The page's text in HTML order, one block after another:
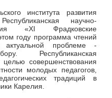
института развития
научно-
«XI Фрадковские
году программа чтений
проблеме -
Республиканская
совершенствования
молодых педагогов,
традиций в
Карелия.